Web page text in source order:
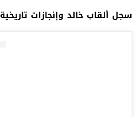
سجل ألقاب خالد وإنجازات تاريخية